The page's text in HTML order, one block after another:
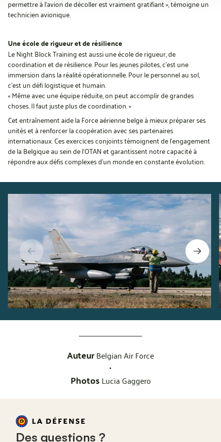
permettre à l’avion de décoller est vraiment gratifiant », témoigne un
technicien avionique.
Une école de rigueur et de résilience
Le Night Block Training est aussi une école de rigueur, de
coordination et de résilience. Pour les jeunes pilotes, c’est une
immersion dans la réalité opérationnelle. Pour le personnel au sol,
c’est un défi logistique et humain.
« Même avec une équipe réduite, on peut accomplir de grandes
choses. Il faut juste plus de coordination. »
Cet entraînement aide la Force aérienne belge à mieux préparer ses
unités et à renforcer la coopération avec ses partenaires
internationaux. Ces exercices conjoints témoignent de l’engagement
de la Belgique au sein de l’OTAN et garantissent notre capacité à
répondre aux défis complexes d’un monde en constante évolution.
AuteurBelgian Air Force
•
PhotosLucia Gaggero
Des questions ?